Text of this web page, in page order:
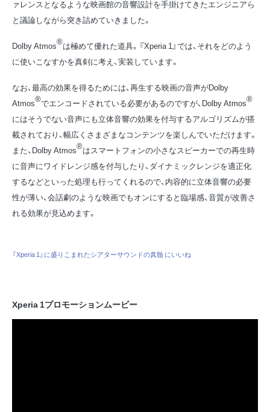
ァレンスとなるような映画館の音響設計を手掛けてきたエンジニアら
と議論しながら突き詰めていきました。
Dolby Atmos®は極めて優れた道具。『Xperia 1』では、それをどのよう
に使いこなすかを真剣に考え、実装しています。
なお、最高の効果を得るためには、再生する映画の音声がDolby
Atmos®でエンコードされている必要があるのですが、Dolby Atmos®
にはそうでない音声にも立体音響の効果を付与するアルゴリズムが搭
載されており、幅広くさまざまなコンテンツを楽しんでいただけます。
また、Dolby Atmos®はスマートフォンの小さなスピーカーでの再生時
に音声にワイドレンジ感を付与したり、ダイナミックレンジを適正化
するなどといった処理も行ってくれるので、内容的に立体音響の必要
性が薄い、会話劇のような映画でもオンにすると臨場感、音質が改善さ
れる効果が見込めます。
『Xperia 1』に盛りこまれたシアターサウンドの真髄 にいいね
Xperia 1プロモーションムービー